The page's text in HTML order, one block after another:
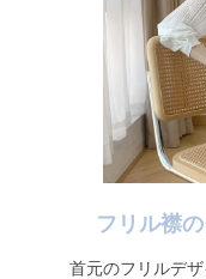
フリル襟
首元のフリルデ